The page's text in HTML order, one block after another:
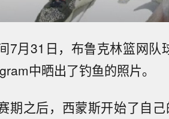
7月31日，布鲁克林篮网
中晒出了钓鱼的照片。
期之后，西蒙斯开始了自